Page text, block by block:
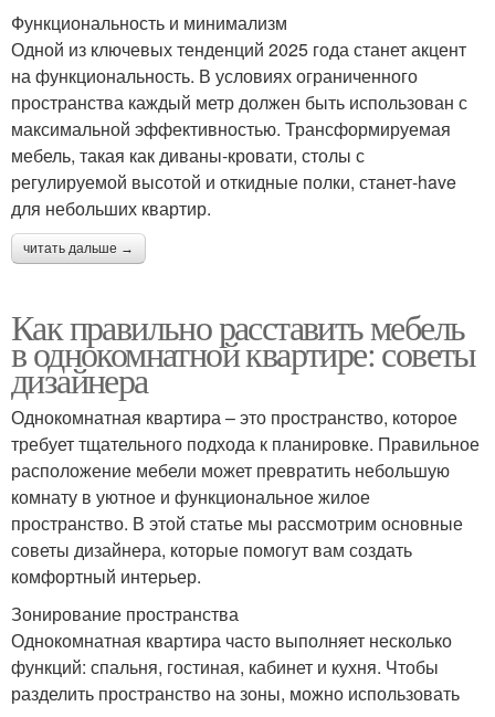
Функциональность и минимализм
Одной из ключевых тенденций 2025 года станет акцент
на функциональность. В условиях ограниченного
пространства каждый метр должен быть использован с
максимальной эффективностью. Трансформируемая
мебель, такая как диваны-кровати, столы с
регулируемой высотой и откидные полки, станет-have
для небольших квартир.
читать дальше →
Как правильно расставить мебель
в однокомнатной квартире: советы
дизайнера
Однокомнатная квартира – это пространство, которое
требует тщательного подхода к планировке. Правильное
расположение мебели может превратить небольшую
комнату в уютное и функциональное жилое
пространство. В этой статье мы рассмотрим основные
советы дизайнера, которые помогут вам создать
комфортный интерьер.
Зонирование пространства
Однокомнатная квартира часто выполняет несколько
функций: спальня, гостиная, кабинет и кухня. Чтобы
разделить пространство на зоны, можно использовать